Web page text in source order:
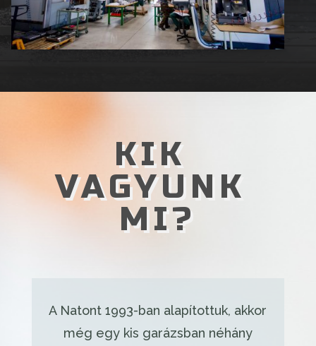
KIK
VAGYUNK
MI?
A Natont 1993-ban alapítottuk, akkor
még egy kis garázsban néhány